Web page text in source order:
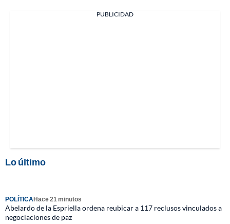
PUBLICIDAD
Lo último
POLÍTICAHace 21 minutos
Abelardo de la Espriella ordena reubicar a 117 reclusos vinculados a
negociaciones de paz